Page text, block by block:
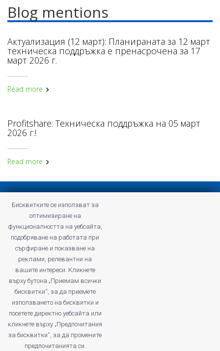
Blog mentions
Актуализация (12 март): Планираната за 12 март
техническа поддръжка е пренасрочена за 17
март 2026 г.
Read more
Profitshare: Техническа поддръжка на 05 март
2026 г.!
Read more
Terms and Conditions of Profitshare
Frequently asked questions
Privacy policy
profitshare.ro
profitshare.bg
© 2026Conversion Marketing SRL
Бисквитките се използват за
оптимизиране на
функционалността на уебсайта,
подобряване на работата при
сърфиране и показване на
реклами, релевантни на
вашите интереси. Кликнете
върху бутона „Приемам всички
бисквитки“, за да приемете
използването на бисквитки и
посетете директно уебсайта или
кликнете върху „Предпочитания
за бисквитки“, за да промените
предпочитанията си.